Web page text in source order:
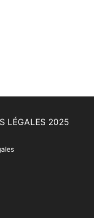
LÉGALES 2025